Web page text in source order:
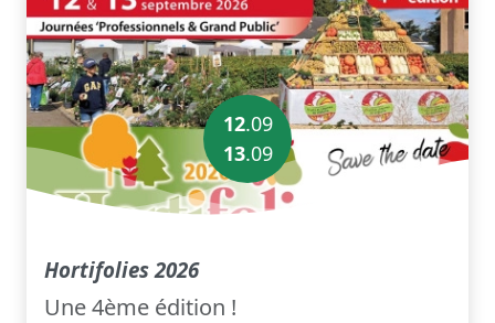
12.09
13.09
Hortifolies 2026
Une 4ème édition !